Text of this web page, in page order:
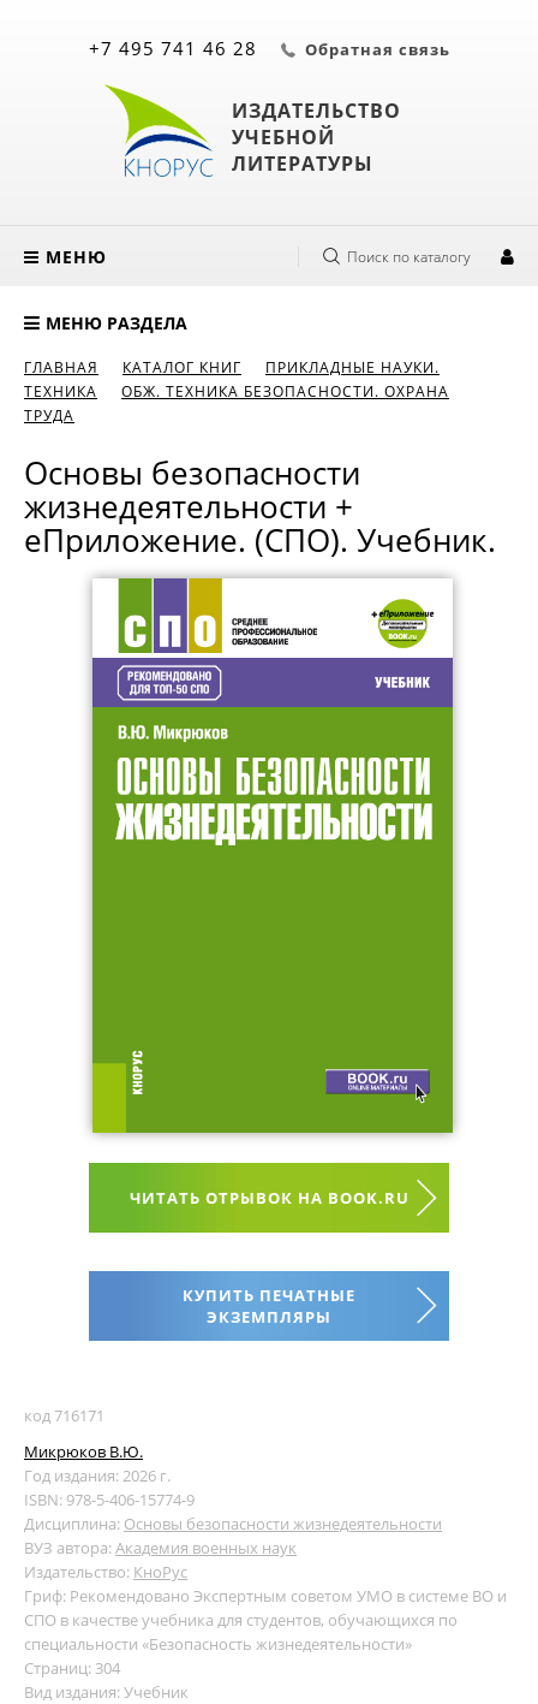
ИЗДАТЕЛЬСТВО
УЧЕБНОЙ
ЛИТЕРАТУРЫ
+7 495 741 46 28 Обратная связь
МЕНЮ Поиск по каталогу
МЕНЮ РАЗДЕЛА
ГЛАВНАЯ КАТАЛОГ КНИГ
ПРИКЛАДНЫЕ НАУКИ.
ТЕХНИКА
ОБЖ. ТЕХНИКА БЕЗОПАСНОСТИ. ОХРАНА
ТРУДА
Основы безопасности
жизнедеятельности +
еПриложение. (СПО). Учебник.
ЧИТАТЬ ОТРЫВОК НА BOOK.RU
КУПИТЬ ПЕЧАТНЫЕ
ЭКЗЕМПЛЯРЫ
код 716171
Микрюков В.Ю.
Год издания: 2026 г.
ISBN: 978-5-406-15774-9
Дисциплина: Основы безопасности жизнедеятельности
ВУЗ автора:Академия военных наук
Издательство: КноРус
Гриф: Рекомендовано Экспертным советом УМО в системе ВО и
СПО в качестве учебника для студентов, обучающихся по
специальности «Безопасность жизнедеятельности»
Страниц: 304
Вид издания: Учебник